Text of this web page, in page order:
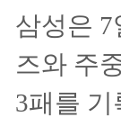
삼성은
즈와 주
3패를